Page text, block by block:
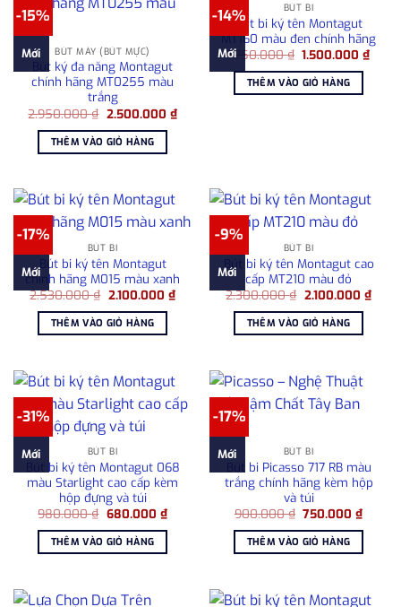
-15%
Mới BÚT MÁY (BÚT MỰC)
Bút ký đa năng Montagut
chính hãng MT0255 màu
trắng
2.950.000₫ Giá
là:
2.950.000 ₫.
2.500.000 ₫Giá
hiện
THÊM VÀO GIỎ HÀNG
-14%
Mới
BÚT BI
Bút bi ký tên Montagut
MT160 màu đen chính hãng
1.750.000₫ Giá
là:
1.750.000 ₫.
1.500.000₫Giá
hiện
THÊM VÀO GIỎ HÀNG
-17%
Mới
BÚT BI
Bút bi ký tên Montagut
chính hãng M015 màu xanh
2.530.000₫ Giá
là:
2.530.000 ₫.
2.100.000 ₫Giá
hiện
2.100.000 ₫.
THÊM VÀO GIỎ HÀNG
-9%
Mới
BÚT BI
Bút bi ký tên Montagut cao
cấp MT210 màu đỏ
2.300.000₫ Giá
là:
2.300.000 ₫.
2.100.000 ₫Giá
hiện
THÊM VÀO GIỎ HÀNG
-31%
Mới BÚT BI
Bút bi ký tên Montagut 068
màu Starlight cao cấp kèm
hộp đựng và túi
980.000₫ Giá
là:
980.000 ₫.
680.000 ₫Giá
hiện
680.000 ₫.
THÊM VÀO GIỎ HÀNG
-17%
Mới BÚT BI
Bút bi Picasso 717 RB màu
trắng chính hãng kèm hộp
và túi
900.000₫ Giá
là:
900.000 ₫.
750.000₫Giá
hiện
THÊM VÀO GIỎ HÀNG